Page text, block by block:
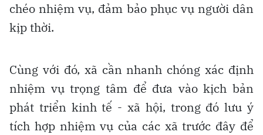
chéo nhiệm vụ, đảm bảo phục vụ người dân
kịp thời.
Cùng với đó, xã cần nhanh chóng xác định
nhiệm vụ trọng tâm để đưa vào kịch bản
phát triển kinh tế - xã hội, trong đó lưu ý
tích hợp nhiệm vụ của các xã trước đây để